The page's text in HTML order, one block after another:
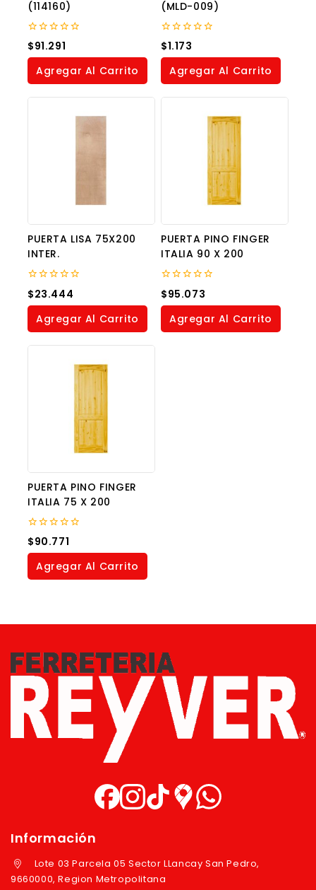
(114160)
0
out
of
$91.291
Agregar Al Carrito
(MLD-009)
0
out
of
$1.173
Agregar Al Carrito
PUERTA LISA 75X200
INTER.
0
out
of
$23.444
Agregar Al Carrito
PUERTA PINO FINGER
ITALIA 90 X 200
0
out
of
$95.073
Agregar Al Carrito
PUERTA PINO FINGER
ITALIA 75 X 200
0
out
of
$90.771
Agregar Al Carrito
Información
Lote 03 Parcela 05 Sector LLancay San Pedro,
9660000, Region Metropolitana